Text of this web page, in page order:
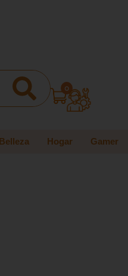
0
Belleza Hogar Gamer